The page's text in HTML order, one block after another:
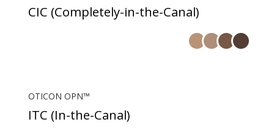
CIC (Completely-in-the-Canal)
OTICON OPN™
ITC (In-the-Canal)